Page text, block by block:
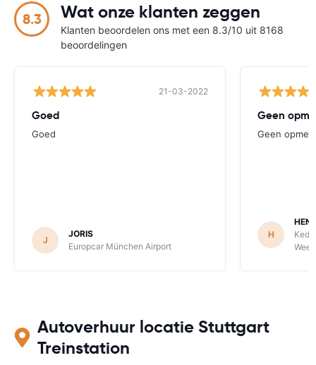
8.3 Wat onze klanten zeggen
Klanten beoordelen ons met een 8.3/10 uit 8168
beoordelingen
21-03-2022
Goed
Goed
J
JORIS
Europcar München Airport
Geen
Geen
H
Autoverhuur locatie Stuttgart
Treinstation